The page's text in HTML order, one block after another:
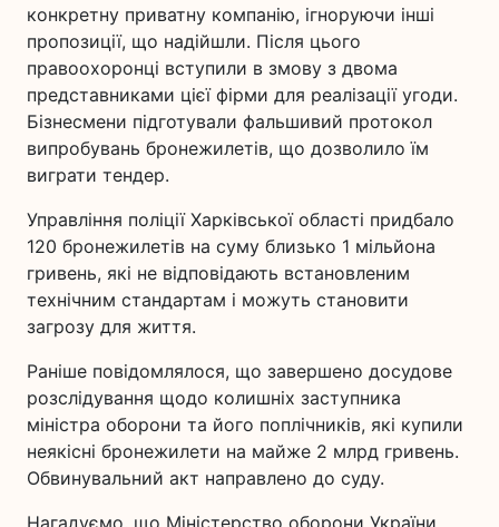
конкретну приватну компанію, ігноруючи інші
пропозиції, що надійшли. Після цього
правоохоронці вступили в змову з двома
представниками цієї фірми для реалізації угоди.
Бізнесмени підготували фальшивий протокол
випробувань бронежилетів, що дозволило їм
виграти тендер.
Управління поліції Харківської області придбало
120 бронежилетів на суму близько 1 мільйона
гривень, які не відповідають встановленим
технічним стандартам і можуть становити
загрозу для життя.
Раніше повідомлялося, що завершено досудове
розслідування щодо колишніх заступника
міністра оборони та його поплічників, які купили
неякісні бронежилети на майже 2 млрд гривень.
Обвинувальний акт направлено до суду.
Нагадуємо, що Міністерство оборони України